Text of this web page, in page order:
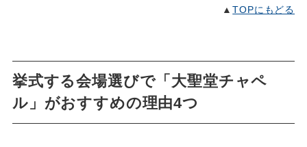
▲TOPにもどる
挙式する会場選びで「大聖堂チャペ
ル」がおすすめの理由4つ